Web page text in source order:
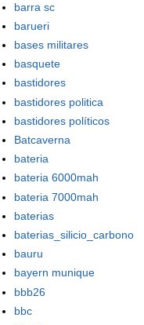
barra sc
barueri
bases militares
basquete
bastidores
bastidores politica
bastidores políticos
Batcaverna
bateria
bateria 6000mah
bateria 7000mah
baterias
baterias_silicio_carbono
bauru
bayern munique
bbb26
bbc